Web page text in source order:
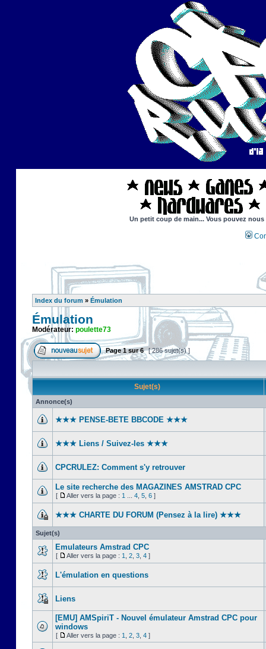
Un petit coup de main... Vous pouvez
Index du forum » Émulation
Émulation
Modérateur: poulette73
Page1sur6 [ 286 sujet(s) ]
Sujet(s)
Annonce(s)
★★★ PENSE-BETE BBCODE ★★★
★★★ Liens / Suivez-les ★★★
CPCRULEZ: Comment s'y retrouver‎
Le site recherche des MAGAZINES AMSTRAD CPC
[ Aller vers la page : 1 4 5 6 ]
★★★ CHARTE DU FORUM (Pensez à la lire) ★★★
Sujet(s)
Emulateurs Amstrad CPC
[ Aller vers la page : 1 2 3 4 ]
L'émulation en questions
Liens
[EMU] AMSpiriT - Nouvel émulateur Amstrad CPC pour
windows
[ Aller vers la page : 1 2 3 4 ]